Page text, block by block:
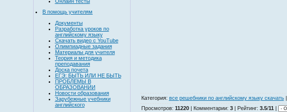
В помощь учителям
Документы
Разработка уроков по
английскому языку
Скачать видео с YouTube
Олимпиадные задания
Материалы для учителя
Теория и методика
преподавания
Доска почета
ЕГЭ: БЫТЬ ИЛИ НЕ БЫТЬ
ПРОБЛЕМЫ В
ОБРАЗОВАНИИ
Новости образования
Зарубежные учебники
английского
Категория: все решебники по английскому языку скачать|
Просмотров: 11220| Комментарии: 3| Рейтинг: 3.5/11 |